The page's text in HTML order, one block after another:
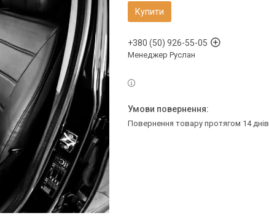
Купити
+380 (50) 926-55-05
Менеджер Руслан
повернення товару протягом 14 днів